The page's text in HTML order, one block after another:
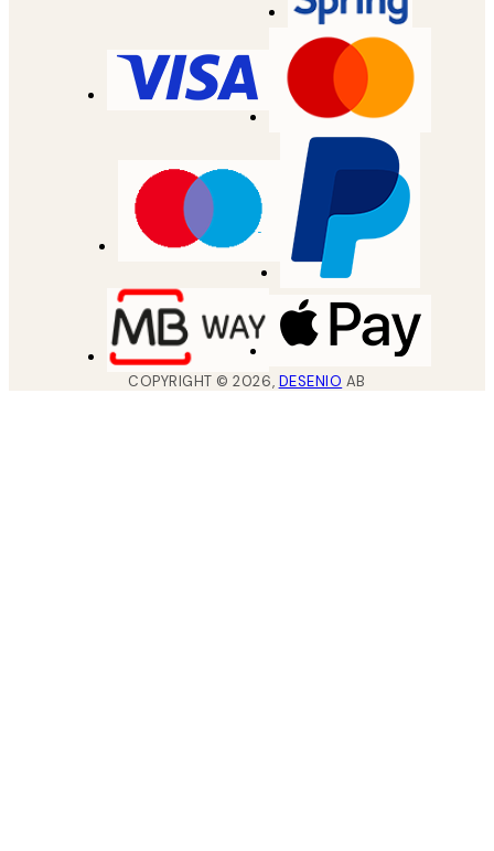
COPYRIGHT ©2026, DESENIO AB